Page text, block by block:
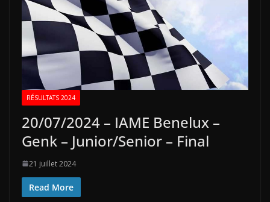
RÉSULTATS 2024
20/07/2024 – IAME Benelux –
Genk – Junior/Senior – Final
21 juillet 2024
Read More